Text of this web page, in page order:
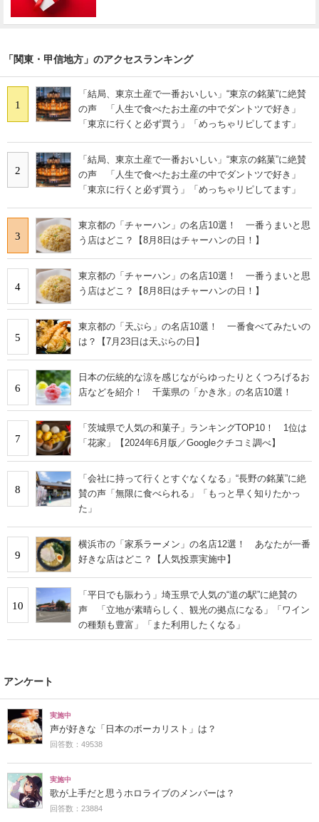
「関東・甲信地方」のアクセスランキング
1
「結局、東京土産で一番おいしい」“東京の銘菓”に絶賛
の声 「人生で食べたお土産の中でダントツで好き」
「東京に行くと必ず買う」「めっちゃリピしてます」
2
「結局、東京土産で一番おいしい」“東京の銘菓”に絶賛
の声 「人生で食べたお土産の中でダントツで好き」
「東京に行くと必ず買う」「めっちゃリピしてます」
3
東京都の「チャーハン」の名店10選！ 一番うまいと思
う店はどこ？【8月8日はチャーハンの日！】
4
東京都の「チャーハン」の名店10選！ 一番うまいと思
う店はどこ？【8月8日はチャーハンの日！】
5
東京都の「天ぷら」の名店10選！ 一番食べてみたいの
は？【7月23日は天ぷらの日】
6
日本の伝統的な涼を感じながらゆったりとくつろげるお
店などを紹介！ 千葉県の「かき氷」の名店10選！
7
「茨城県で人気の和菓子」ランキングTOP10！ 1位は
「花家」【2024年6月版／Googleクチコミ調べ】
8
「会社に持って行くとすぐなくなる」“長野の銘菓”に絶
賛の声「無限に食べられる」「もっと早く知りたかっ
た」
9
横浜市の「家系ラーメン」の名店12選！ あなたが一番
好きな店はどこ？【人気投票実施中】
10
「平日でも賑わう」埼玉県で人気の“道の駅”に絶賛の
声 「立地が素晴らしく、観光の拠点になる」「ワイン
の種類も豊富」「また利用したくなる」
アンケート
実施中
声が好きな「日本のボーカリスト」は？
回答数：49538
実施中
歌が上手だと思うホロライブのメンバーは？
回答数：23884